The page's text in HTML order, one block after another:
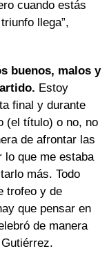
cuando estás
llega”,
buenos, malos y
Estoy
final y durante
(el título) o no, no
de afrontar las
lo que me estaba
más. Todo
trofeo y de
que pensar en
de manera